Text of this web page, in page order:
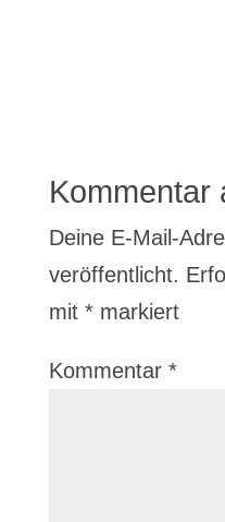
Kommentar
Deine E-Mail-
veröffentlicht.
mit *markiert
Kommentar *